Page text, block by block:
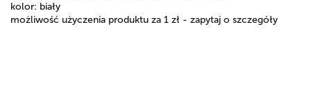
kolor: biały
możliwość użyczenia produktu za 1 zł - zapytaj o szczegóły